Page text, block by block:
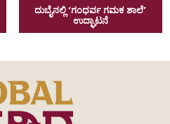
ದುಬೈನಲ್ಲಿ ‘ಗಂಧರ್ವ ಗಮಕ ಶಾಲೆ’
ಉದ್ಘಾಟನೆ